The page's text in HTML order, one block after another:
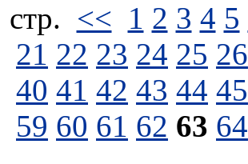
стp. << 1 2 3 4 5
21 22 23 24 25 26
40 41 42 43 44 45
59 60 61 62 63 64